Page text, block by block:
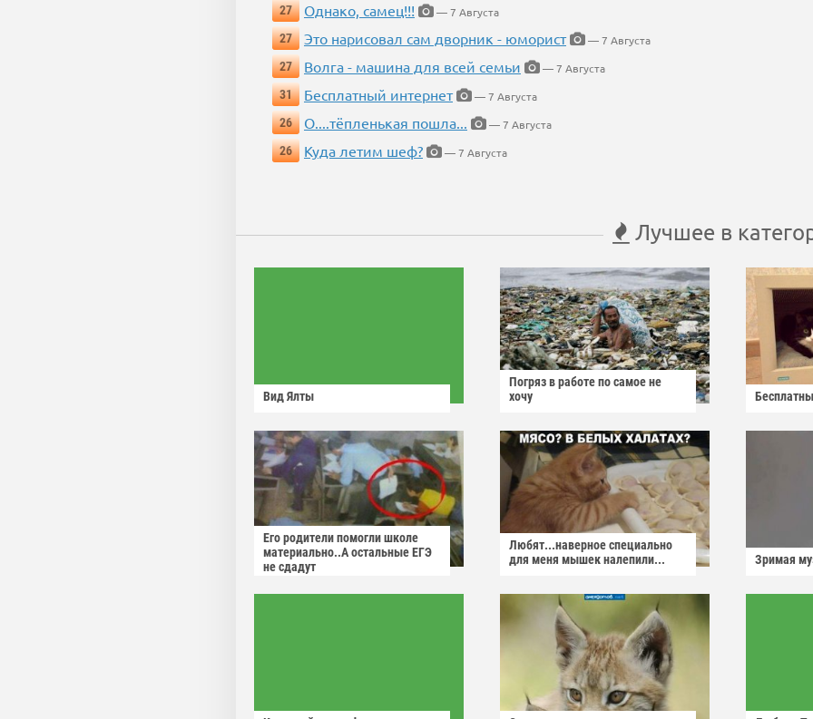
27
Однако, самец!!!
— 7 Августа
27
Это нарисовал сам дворник - юморист
— 7 Августа
27
Волга - машина для всей семьи
— 7 Августа
31
Бесплатный интернет
— 7 Августа
26
О....тёпленькая пошла...
— 7 Августа
26
Куда летим шеф? — 7 Августа
Лучшее в
Вид Ялты
Погряз в работе по самое не
хочу
Его родители помогли школе
материально..А остальные ЕГЭ
не сдадут
Любят...наверное специально
для меня мышек налепили...
Зримая